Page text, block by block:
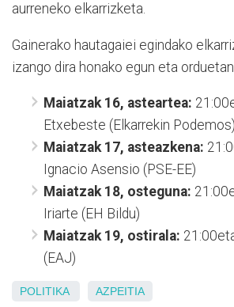
aurreneko elkarrizketa.
Gainerako hautagaiei egindako
izango dira honako egun eta
Maiatzak 16, asteartea:
Etxebeste (Elkarrekin Podemos)
Maiatzak 17, asteazkena:
Ignacio Asensio (PSE-EE)
Maiatzak 18, osteguna:
Iriarte (EH Bildu)
Maiatzak 19, ostirala:
(EAJ)
POLITIKA AZPEITIA